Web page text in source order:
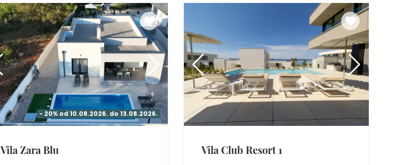
- 20% od 10.08.2026. do 13.08.2026.
Vila Zara Blu Vila Club Resort 1